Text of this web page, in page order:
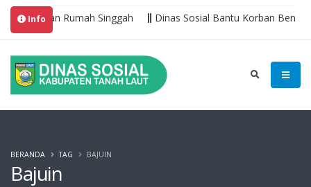
Info
Pelayanan Rumah Singgah Dinas Sosial Bantu Korban
Bajuin
BERANDA TAG BAJUIN